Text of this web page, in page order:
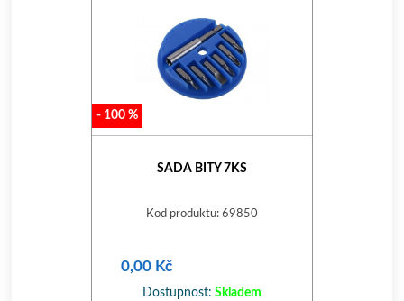
- 100 %
SADA BITY 7KS
Kod produktu: 69850
0,00 Kč
Dostupnost: Skladem